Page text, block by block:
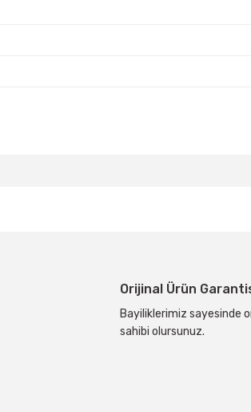
Orijinal Ürün
Bayiliklerimiz sayesinde
sahibi olursunuz.